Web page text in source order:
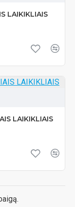
LAIKIKLIAIS
LAIKIKLIAIS